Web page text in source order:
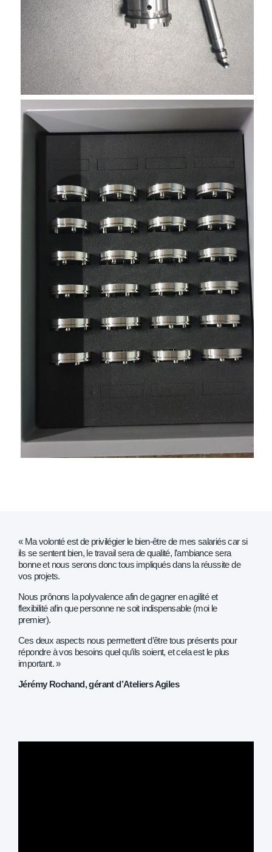
« Ma volonté est de privilégier le bien-être de mes salariés car si
ils se sentent bien, le travail sera de qualité, l’ambiance sera
bonne et nous serons donc tous impliqués dans la réussite de
vos projets.
Nous prônons la polyvalence afin de gagner en agilité et
flexibilité afin que personne ne soit indispensable (moi le
premier).
Ces deux aspects nous permettent d’être tous présents pour
répondre à vos besoins quel qu’ils soient, et cela est le plus
important. »
Jérémy Rochand, gérant d’Ateliers Agiles